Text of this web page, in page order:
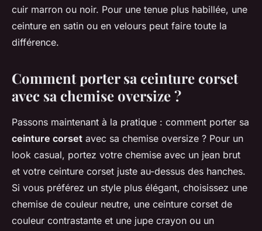
cuir marron ou noir. Pour une tenue plus habillée, une
ceinture en satin ou en velours peut faire toute la
différence.
Comment porter sa ceinture corset
avec sa chemise oversize ?
Passons maintenant à la pratique : comment porter sa
ceinture corset avec sa chemise oversize ? Pour un
look casual, portez votre chemise avec un jean brut
et votre ceinture corset juste au-dessus des hanches.
Si vous préférez un style plus élégant, choisissez une
chemise de couleur neutre, une ceinture corset de
couleur contrastante et une jupe crayon ou un